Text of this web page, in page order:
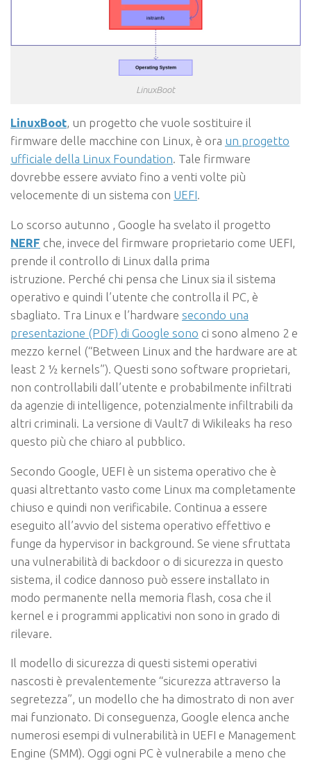
LinuxBoot
LinuxBoot, un progetto che vuole sostituire il
firmware delle macchine con Linux, è ora un progetto
ufficiale della Linux Foundation. Tale firmware
dovrebbe essere avviato fino a venti volte più
velocemente di un sistema con UEFI.
Lo scorso autunno , Google ha svelato il progetto
NERF che, invece del firmware proprietario come UEFI,
prende il controllo di Linux dalla prima
istruzione. Perché chi pensa che Linux sia il sistema
operativo e quindi l’utente che controlla il PC, è
sbagliato. Tra Linux e l’hardware secondo una
presentazione (PDF) di Google sono ci sono almeno 2 e
mezzo kernel (“Between Linux and the hardware are at
least 2 ½ kernels”). Questi sono software proprietari,
non controllabili dall’utente e probabilmente infiltrati
da agenzie di intelligence, potenzialmente infiltrabili da
altri criminali. La versione di Vault7 di Wikileaks ha reso
questo più che chiaro al pubblico.
Secondo Google, UEFI è un sistema operativo che è
quasi altrettanto vasto come Linux ma completamente
chiuso e quindi non verificabile. Continua a essere
eseguito all’avvio del sistema operativo effettivo e
funge da hypervisor in background. Se viene sfruttata
una vulnerabilità di backdoor o di sicurezza in questo
sistema, il codice dannoso può essere installato in
modo permanente nella memoria flash, cosa che il
kernel e i programmi applicativi non sono in grado di
rilevare.
Il modello di sicurezza di questi sistemi operativi
nascosti è prevalentemente “sicurezza attraverso la
segretezza”, un modello che ha dimostrato di non aver
mai funzionato. Di conseguenza, Google elenca anche
numerosi esempi di vulnerabilità in UEFI e Management
Engine (SMM). Oggi ogni PC è vulnerabile a meno che